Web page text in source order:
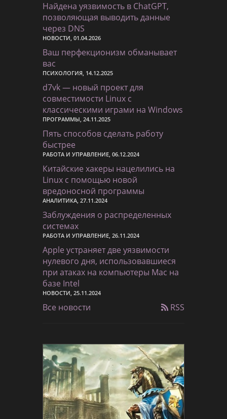
Найдена уязвимость в ChatGPT,
позволяющая выводить данные
через DNS
НОВОСТИ, 01.04.2026
Ваш перфекционизм обманывает
вас
ПСИХОЛОГИЯ, 14.12.2025
d7vk — новый проект для
совместимости Linux с
классическими играми на Windows
ПРОГРАММЫ, 24.11.2025
Пять способов сделать работу
быстрее
РАБОТА И УПРАВЛЕНИЕ, 06.12.2024
Китайские хакеры нацелились на
Linux с помощью новой
вредоносной программы
АНАЛИТИКА, 27.11.2024
Заблуждения о распределенных
системах
РАБОТА И УПРАВЛЕНИЕ, 26.11.2024
Apple устраняет две уязвимости
нулевого дня, использовавшиеся
при атаках на компьютеры Mac на
базе Intel
НОВОСТИ, 25.11.2024
Все новости RSS